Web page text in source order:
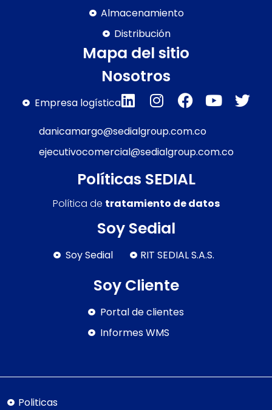
Almacenamiento
Distribución
Mapa del sitio
Nosotros
Empresa logística
danicamargo@sedialgroup.com.co
ejecutivocomercial@sedialgroup.com.co
Políticas SEDIAL
Política de tratamiento de datos
Soy Sedial
Soy Sedial RIT SEDIAL S.A.S.
Soy Cliente
Portal de clientes
Informes WMS
Politicas